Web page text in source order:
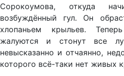
Сорокоумова, откуда
возбуждённый гул. Он
хлопаньем крыльев.
жалуются и стонут все
невысказанно и отчаянно,
которого всё-таки нет живых